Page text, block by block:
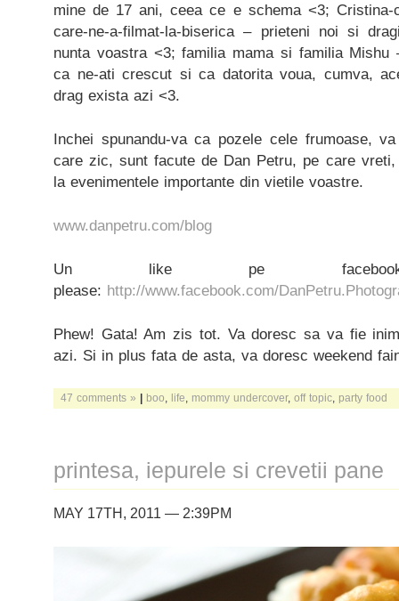
mine de 17 ani, ceea ce e schema <3; Cristina-
care-ne-a-filmat-la-biserica – prieteni noi si
nunta voastra <3; familia mama si familia
ca ne-ati crescut si ca datorita voua, cumva,
drag exista azi <3.
Inchei spunandu-va ca pozele cele frumoase,
care zic, sunt facute de Dan Petru, pe care
la evenimentele importante din vietile voastre.
www.danpetru.com/blog
Un like pe
please: http://www.facebook.com/
Phew! Gata! Am zis tot. Va doresc sa va fie
azi. Si in plus fata de asta, va doresc weekend
47 comments » | boo life mommy undercover, off topic party food
printesa, iepurele si crevetii pane
MAY 17TH, 2011 — 2:39PM